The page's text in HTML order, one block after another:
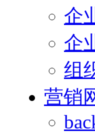
企
企
组
营销